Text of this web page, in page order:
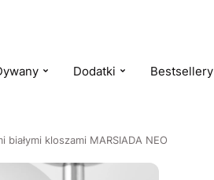
Dodatki Bestsellery
kloszami MARSIADA NEO